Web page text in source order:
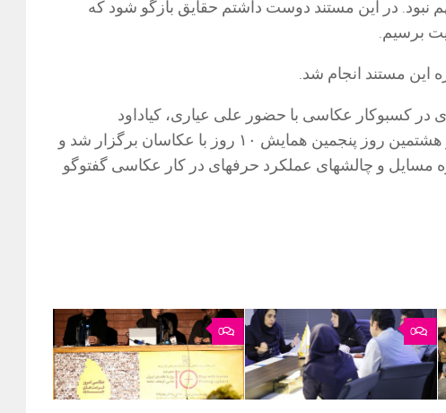
نبود. در این مستند دوست داشتم حقایق بازگو شود که
برسیم.
این مستند انجام شد.
کسبوکار عکاسی با حضور علی عیاری، کیاداود
اسفندیاری و ناصر بهرامی در هشتمین روز پنجمین همایش ۱۰ روز با عکاسان برگزار شد و
مسایل و چالشهای عملکرد حرفهای در کار عکاسی گفتوگو
0 0